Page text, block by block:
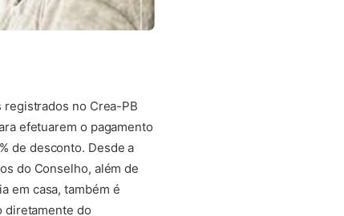
no Crea-PB
efetuarem o pagamento
de desconto. Desde a
do Conselho, além de
em casa, também é
diretamente do